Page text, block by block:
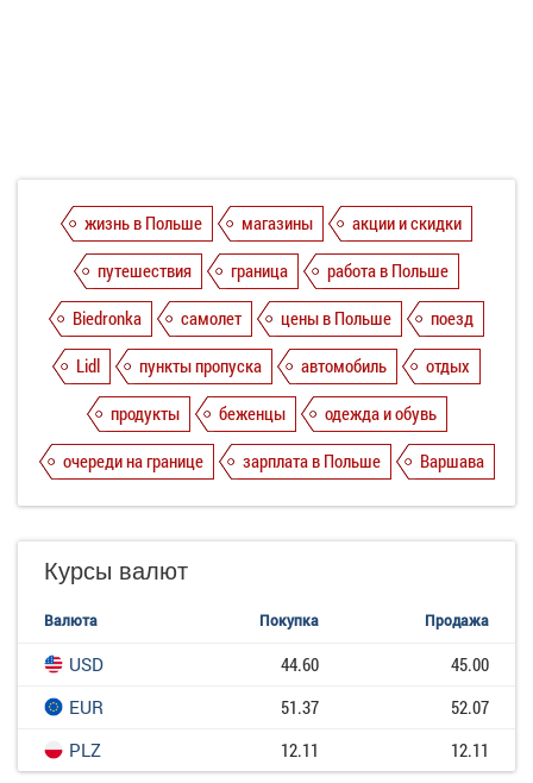
жизнь в Польше магазины
акции и скидки
путешествия
граница
работа в Польше
Biedronka
самолет цены в Польше
поезд
Lidl
пункты пропуска автомобиль
отдых
продукты
беженцы
одежда и обувь
очереди на границе
зарплата в Польше Варшава
Курсы валют
Валюта Покупка Продажа
USD 44.60
45.00
EUR
51.37
52.07
PLZ
12.11 12.11